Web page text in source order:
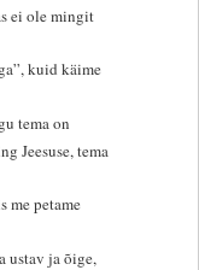
ei ole mingit
kuid käime
tema on
Jeesuse, tema
me petame
ustav ja õige,